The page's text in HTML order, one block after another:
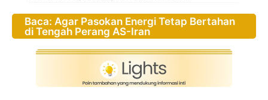
Baca: Agar Pasokan Energi Tetap Bertahan
di Tengah Perang AS-Iran